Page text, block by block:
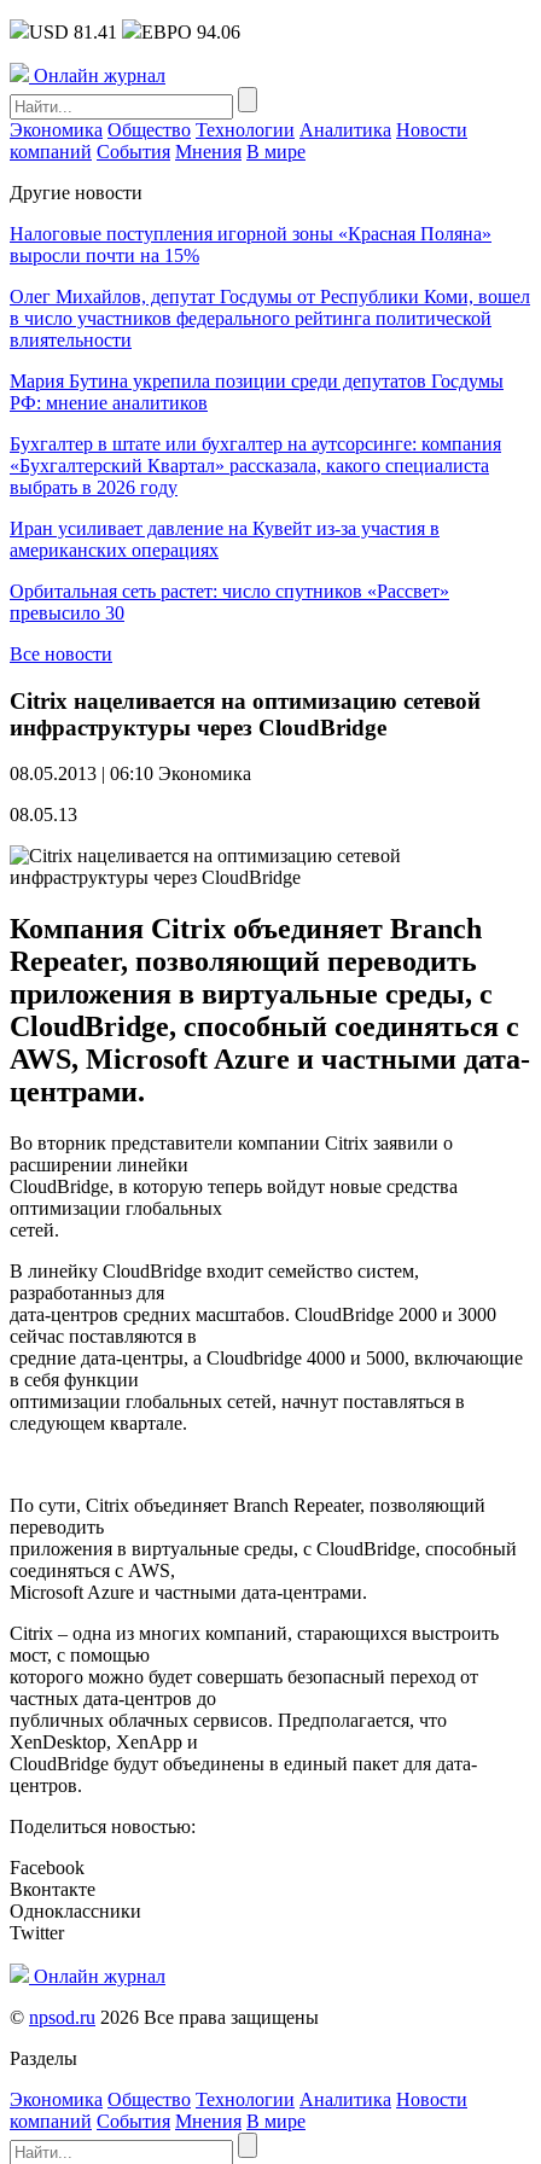
USD 81.41 ЕВРО 94.06
Онлайн журнал
Экономика Общество Технологии Аналитика Новости
компаний События Мнения В мире
Другие новости
Налоговые поступления игорной зоны «Красная Поляна»
выросли почти на 15%
Олег Михайлов, депутат Госдумы от Республики Коми, вошел
в число участников федерального рейтинга политической
влиятельности
Мария Бутина укрепила позиции среди депутатов Госдумы
РФ: мнение аналитиков
Бухгалтер в штате или бухгалтер на аутсорсинге: компания
«Бухгалтерский Квартал» рассказала, какого специалиста
выбрать в 2026 году
Иран усиливает давление на Кувейт из-за участия в
американских операциях
Орбитальная сеть растет: число спутников «Рассвет»
превысило 30
Все новости
Citrix нацеливается на оптимизацию сетевой
инфраструктуры через CloudBridge
08.05.2013 | 06:10 Экономика
08.05.13
Компания Citrix объединяет Branch
Repeater, позволяющий переводить
приложения в виртуальные среды, с
CloudBridge, способный соединяться с
AWS, Microsoft Azure и частными дата-
центрами.
Во вторник представители компании Citrix заявили о
расширении линейки
CloudBridge, в которую теперь войдут новые средства
оптимизации глобальных
сетей.
В линейку CloudBridge входит семейство систем,
разработанныз для
дата-центров средних масштабов. CloudBridge 2000 и 3000
сейчас поставляются в
средние дата-центры, а Cloudbridge 4000 и 5000, включающие
в себя функции
оптимизации глобальных сетей, начнут поставляться в
следующем квартале.
По сути, Citrix объединяет Branch Repeater, позволяющий
переводить
приложения в виртуальные среды, с CloudBridge, способный
соединяться с AWS,
Microsoft Azure и частными дата-центрами.
Citrix – одна из многих компаний, старающихся выстроить
мост, с помощью
которого можно будет совершать безопасный переход от
частных дата-центров до
публичных облачных сервисов. Предполагается, что
XenDesktop, XenApp и
CloudBridge будут объединены в единый пакет для дата-
центров.
Поделиться новостью:
Facebook
Вконтакте
Одноклассники
Twitter
Онлайн журнал
© npsod.ru 2026 Все права защищены
Разделы
Экономика Общество Технологии Аналитика Новости
компаний События Мнения В мире